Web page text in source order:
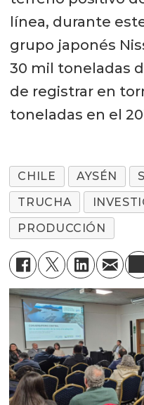
línea, durante
grupo japonés
30 mil toneladas
de registrar en
toneladas en el
CHILE AYSÉN
TRUCHA
PRODUCCIÓN